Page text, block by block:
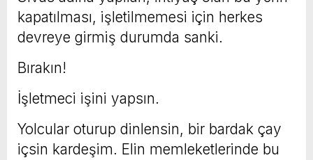
kapatılması, işletilmemesi için herkes
devreye girmiş durumda sanki.
Bırakın!
İşletmeci işini yapsın.
Yolcular oturup dinlensin, bir bardak çay
içsin kardeşim. Elin memleketlerinde bu